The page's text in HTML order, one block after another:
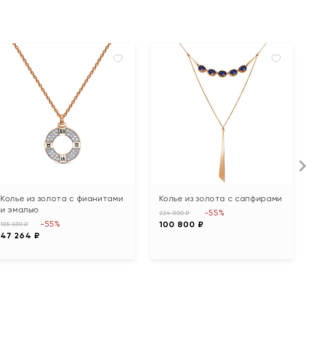
Колье из золота с фианитами
и эмалью
105 030 ₽
47 264 ₽
-55%
Колье из золота с сапфирами
224 000 ₽
100 800 ₽
-55%